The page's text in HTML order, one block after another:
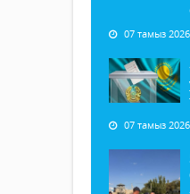
07 тамыз
07 тамыз